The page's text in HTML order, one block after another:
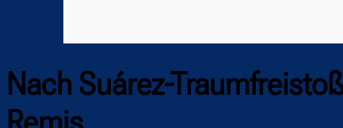
Nach Suárez-